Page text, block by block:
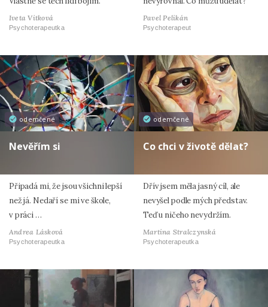
Iveta Vitková
Psychoterapeutka
Pavel Pelikán
Psychoterapeut
odemčené
Nevěřím si
Připadá mi, že jsou všichni lepší
než já. Nedaří se mi ve škole,
v práci …
Andrea Lásková
Psychoterapeutka
odemčené
Co chci v životě dělat?
Dřív jsem měla jasný cíl, ale
nevyšel podle mých představ.
Teď u ničeho nevydržím.
Martina Stralczynská
Psychoterapeutka